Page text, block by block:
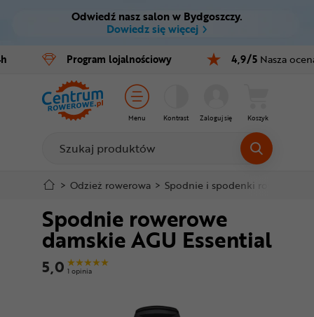
Ctrl M
Menu główne
Informacje o produkcie
Do koszyka
Szczegółowe informacje
Stopka
Mapa strony
Odwiedź nasz salon w Bydgoszczy.
Dowiedz się więcej
Program lojalnościowy 4,9/5 Nasza
Menu Kontrast Zaloguj się Koszyk
Rowery
E-bike
Części
Akcesoria
Odzież
Kaski
Buty
> Odzież rowerowa > Spodnie i spodenki rowerowe
Spodnie rowerowe
damskie AGU Essential
5,0 1 opinia